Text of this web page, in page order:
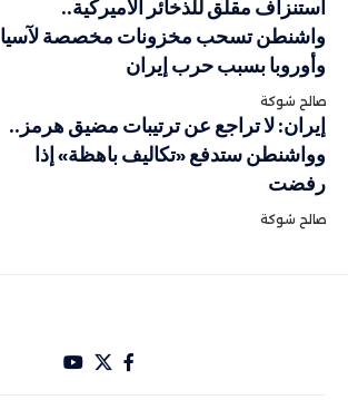
استنزاف مقلق للذخائر الأميركية..
واشنطن تسحب مخزونات مخصصة لآسيا
وأوروبا بسبب حرب إيران
صالح شوكة
إيران: لا تراجع عن ترتيبات مضيق هرمز..
وواشنطن ستدفع «تكاليف باهظة» إذا
رفضت
صالح شوكة